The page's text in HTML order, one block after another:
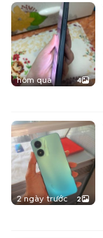
hôm qua 4
2 ngày trước 2